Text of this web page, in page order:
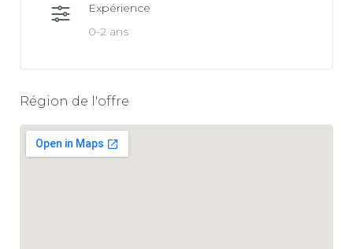
Expérience
0-2 ans
Région de l'offre